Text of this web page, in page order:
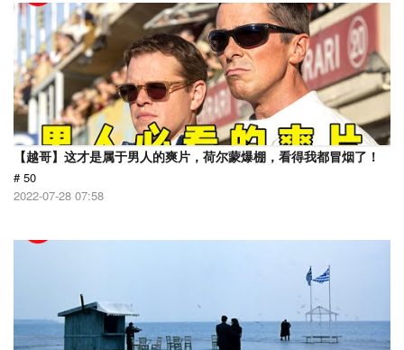
【越哥】这才是属于男人的爽片，荷尔蒙爆棚，看得我都冒烟了！
# 50
2022-07-28 07:58